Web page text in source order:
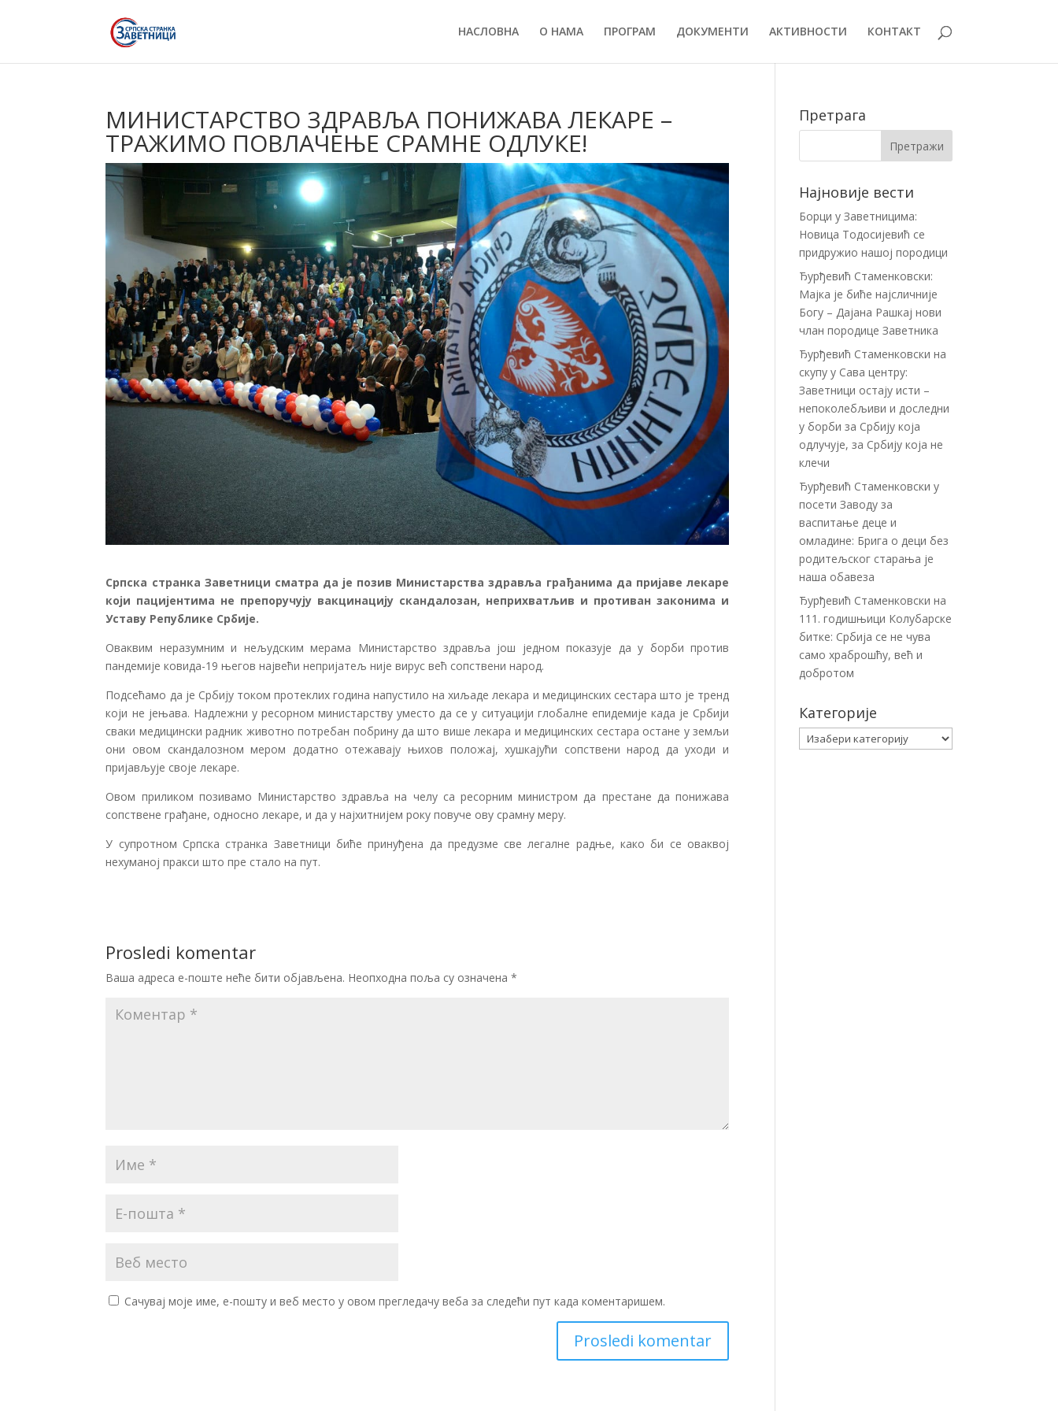
НАСЛОВНА О НАМА ПРОГРАМ ДОКУМЕНТИ АКТИВНОСТИ КОНТАКТ
МИНИСТАРСТВО ЗДРАВЉА ПОНИЖАВА ЛЕКАРЕ –
ТРАЖИМО ПОВЛАЧЕЊЕ СРАМНЕ ОДЛУКЕ!
Српска странка Заветници сматра да је позив Министарства здравља грађанима да пријаве лекаре
који пацијентима не препоручују вакцинацију скандалозан, неприхватљив и противан законима и
Уставу Републике Србије.
Оваквим неразумним и нељудским мерама Министарство здравља још једном показује да у борби против
пандемије ковида-19 његов највећи непријатељ није вирус већ сопствени народ.
Подсећамо да је Србију током протеклих година напустило на хиљаде лекара и медицинских сестара што је тренд
који не јењава. Надлежни у ресорном министарству уместо да се у ситуацији глобалне епидемије када је Србији
сваки медицински радник животно потребан побрину да што више лекара и медицинских сестара остане у земљи
они овом скандалозном мером додатно отежавају њихов положај, хушкајући сопствени народ да уходи и
пријављује своје лекаре.
Овом приликом позивамо Министарство здравља на челу са ресорним министром да престане да понижава
сопствене грађане, односно лекаре, и да у најхитнијем року повуче ову срамну меру.
У супротном Српска странка Заветници биће принуђена да предузме све легалне радње, како би се оваквој
нехуманој пракси што пре стало на пут.
Prosledi komentar
Ваша адреса е-поште неће бити објављена. Неопходна поља су означена*
Сачувај моје име, е-пошту и веб место у овом прегледачу веба за следећи пут када коментаришем.
Претрага
Најновије вести
Борци у Заветницима:
Новица Тодосијевић се
придружио нашој породици
Ђурђевић Стаменковски:
Мајка је биће најсличније
Богу – Дајана Рашкај нови
члан породице Заветника
Ђурђевић Стаменковски на
скупу у Сава центру:
Заветници остају исти –
непоколебљиви и доследни
у борби за Србију која
одлучује, за Србију која не
клечи
Ђурђевић Стаменковски у
посети Заводу за
васпитање деце и
омладине: Брига о деци без
родитељског старања је
наша обавеза
Ђурђевић Стаменковски на
111. годишњици Колубарске
битке: Србија се не чува
само храброшћу, већ и
добротом
Категорије
Категорије